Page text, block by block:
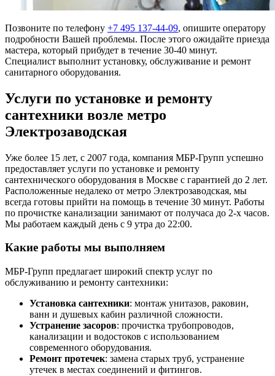
Позвоните по телефону +7 495 137-44-09, опишите оператору
подробности Вашей проблемы. После этого ожидайте приезда
мастера, который прибудет в течение 30-40 минут.
Специалист выполнит установку, обслуживание и ремонт
санитарного оборудования.
Услуги по установке и ремонту
сантехники возле метро
Электрозаводская
Уже более 15 лет, с 2007 года, компания МБР-Групп успешно
предоставляет услуги по установке и ремонту
сантехнического оборудования в Москве с гарантией до 2 лет.
Расположенные недалеко от метро Электрозаводская, мы
всегда готовы прийти на помощь в течение 30 минут. Работы
по прочистке канализации занимают от получаса до 2-х часов.
Мы работаем каждый день с 9 утра до 22:00.
Какие работы мы выполняем
МБР-Групп предлагает широкий спектр услуг по
обслуживанию и ремонту сантехники:
Установка сантехники: монтаж унитазов, раковин,
ванн и душевых кабин различной сложности.
Устранение засоров: прочистка трубопроводов,
канализации и водостоков с использованием
современного оборудования.
Ремонт протечек: замена старых труб, устранение
утечек в местах соединений и фитингов.